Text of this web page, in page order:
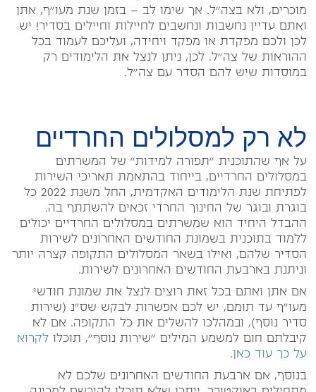
מוכרים, ולא בצה"ל. אך שימו לב – בזמן שנת מעו"ף, אתן
ואתם עדיין נחשבות ונחשבים לחיילות וחיילים בסדיר! יש
לכן ולכם מפקדת או מפקד ויחידה, ועליכם לעמוד בכל
ההוראות של צה"ל. לכן, ניתן לנצל את הלימודים רק
במוסדות שיש להם הסדר עם צה"ל.
לא רק למסלולים החרדיים
על אף שהתוכנית "תפורה למידות" של המשרתים
במסלולים החרדיים, בייחוד בהתאמת תאריכי השירות
לפתיחת שנת הלימודים האקדמית, החל משנת 2022 כל
בוגרת ובוגר של החינוך החרדי זכאים להשתתף בה.
ההבדל היחיד הוא שמשרתים במסלולים החרדיים יכולים
ללמוד בתוכנית בשמונת החודשים האחרונים לשירות
הסדיר שלהם, ואילו בשאר המסלולים התקופה קצרה יותר
וניתנת בארבעת החודשים האחרונים לשירות.
אם אתן ואתם בכל זאת רוצים לנצל את שמונת חודשי
מעו"ף עד תומם, יש לכם אפשרות לבקש שס"נ (שירות
סדיר נוסף), ובמהלכו להשלים את כל התקופה. אם לא
קיבלתם חום למשמע המילים "שירות נוסף", תוכלולקרוא
על כך עוד כאן.
בנוסף, אם ארבעת החודשים האחרונים שלכם לא